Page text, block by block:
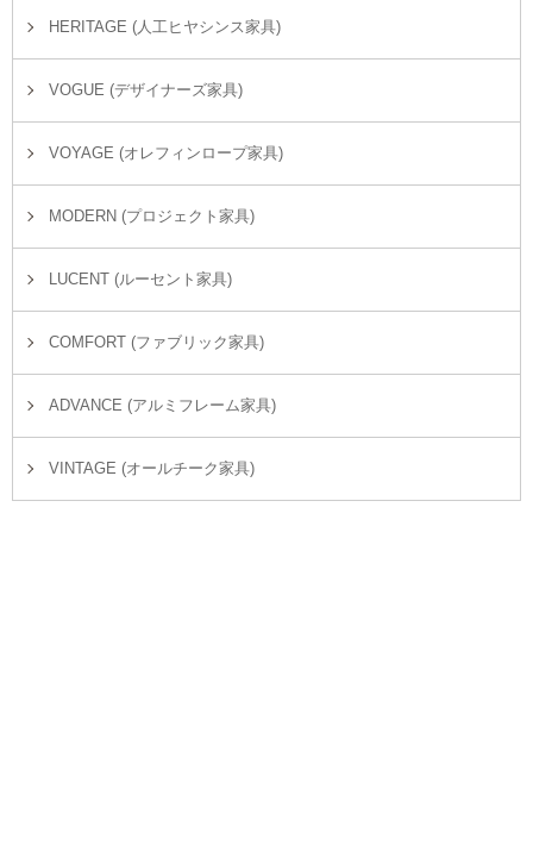
HERITAGE (人工ヒヤシンス家具)
VOGUE (デザイナーズ家具)
VOYAGE (オレフィンロープ家具)
MODERN (プロジェクト家具)
LUCENT (ルーセント家具)
COMFORT (ファブリック家具)
ADVANCE (アルミフレーム家具)
VINTAGE (オールチーク家具)